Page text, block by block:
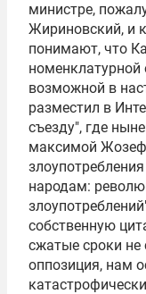
министре,
Жириновский, и
понимают, что
номенклатурной
возможной в
разместил в
съезду", где
максимой
народам:
собственную
сжатые сроки не
оппозиция, нам